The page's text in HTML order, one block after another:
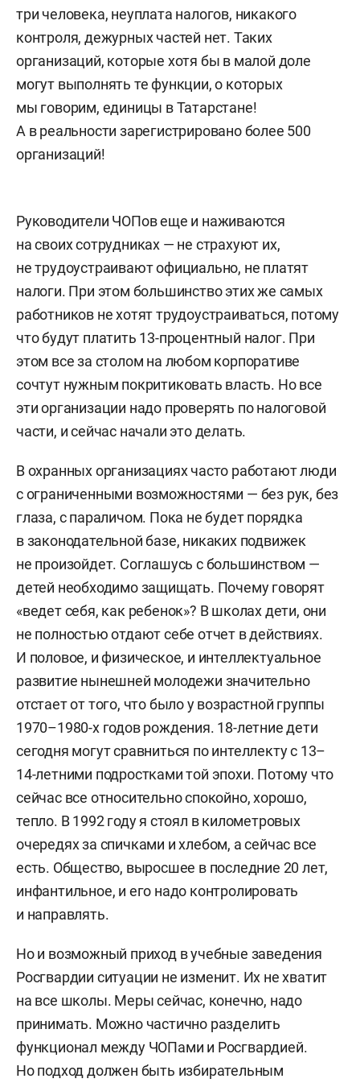
три человека, неуплата налогов, никакого
контроля, дежурных частей нет. Таких
организаций, которые хотя бы в малой доле
могут выполнять те функции, о которых
мы говорим, единицы в Татарстане!
А в реальности зарегистрировано более 500
организаций!
Руководители ЧОПов еще и наживаются
на своих сотрудниках — не страхуют их,
не трудоустраивают официально, не платят
налоги. При этом большинство этих же самых
работников не хотят трудоустраиваться, потому
что будут платить 13-процентный налог. При
этом все за столом на любом корпоративе
сочтут нужным покритиковать власть. Но все
эти организации надо проверять по налоговой
части, и сейчас начали это делать.
В охранных организациях часто работают люди
с ограниченными возможностями — без рук, без
глаза, с параличом. Пока не будет порядка
в законодательной базе, никаких подвижек
не произойдет. Соглашусь с большинством —
детей необходимо защищать. Почему говорят
«ведет себя, как ребенок»? В школах дети, они
не полностью отдают себе отчет в действиях.
И половое, и физическое, и интеллектуальное
развитие нынешней молодежи значительно
отстает от того, что было у возрастной группы
1970–1980-х годов рождения. 18-летние дети
сегодня могут сравниться по интеллекту с 13–
14-летними подростками той эпохи. Потому что
сейчас все относительно спокойно, хорошо,
тепло. В 1992 году я стоял в километровых
очередях за спичками и хлебом, а сейчас все
есть. Общество, выросшее в последние 20 лет,
инфантильное, и его надо контролировать
и направлять.
Но и возможный приход в учебные заведения
Росгвардии ситуации не изменит. Их не хватит
на все школы. Меры сейчас, конечно, надо
принимать. Можно частично разделить
функционал между ЧОПами и Росгвардией.
Но подход должен быть избирательным